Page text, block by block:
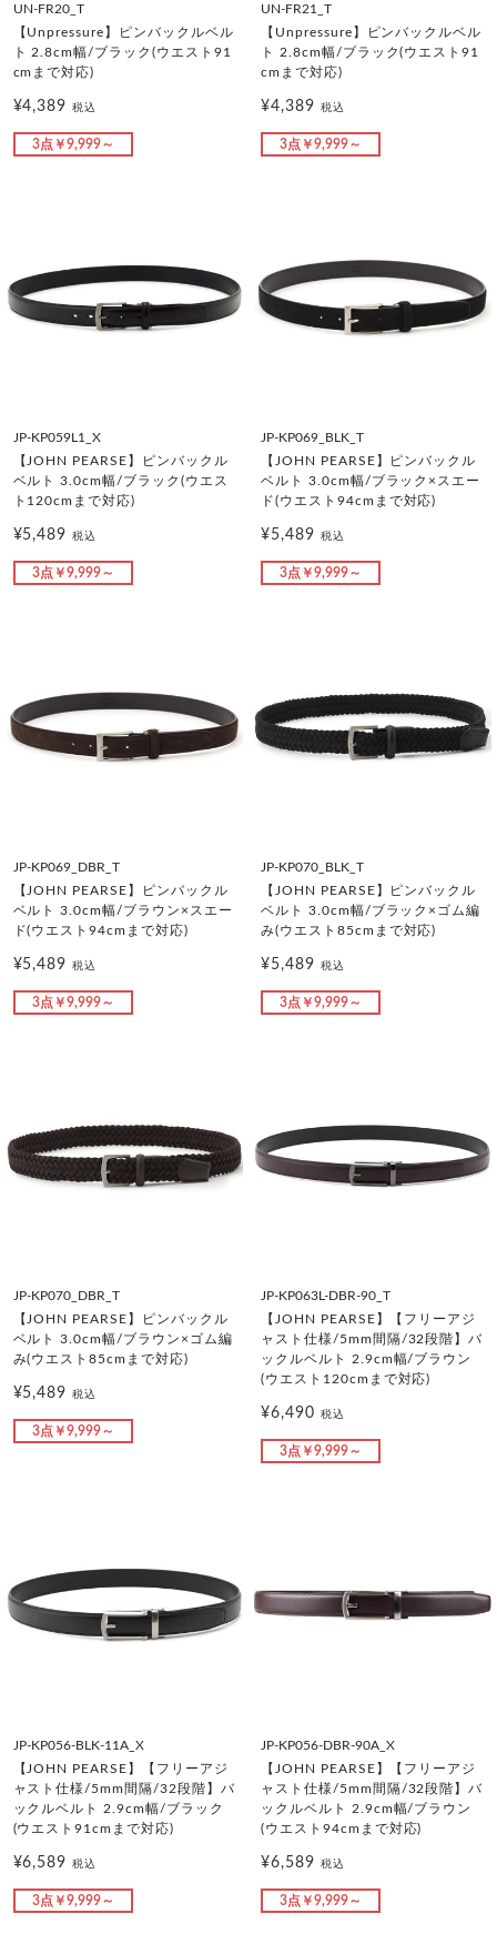
UN-FR20_T
【Unpressure】ピンバックルベル
ト 2.8cm幅/ブラック(ウエスト91
cmまで対応)
¥4,389税込
3点￥9,999～
UN-FR21_T
【Unpressure】ピンバックルベル
ト 2.8cm幅/ブラック(ウエスト91
cmまで対応)
¥4,389 税込
3点￥9,999～
JP-KP059L1_X
【JOHN PEARSE】ピンバックル
ベルト 3.0cm幅/ブラック(ウエス
ト120cmまで対応)
¥5,489税込
3点￥9,999～
JP-KP069_BLK_T
【JOHN PEARSE】ピンバックル
ベルト 3.0cm幅/ブラック×スエー
ド(ウエスト94cmまで対応)
¥5,489 税込
3点￥9,999～
JP-KP069_DBR_T
【JOHN PEARSE】ピンバックル
ベルト 3.0cm幅/ブラウン×スエー
ド(ウエスト94cmまで対応)
¥5,489税込
3点￥9,999～
JP-KP070_BLK_T
【JOHN PEARSE】ピンバックル
ベルト 3.0cm幅/ブラック×ゴム編
み(ウエスト85cmまで対応)
¥5,489 税込
3点￥9,999～
JP-KP070_DBR_T
【JOHN PEARSE】ピンバックル
ベルト 3.0cm幅/ブラウン×ゴム編
み(ウエスト85cmまで対応)
¥5,489税込
3点￥9,999～
JP-KP063L-DBR-90_T
【JOHN PEARSE】【フリーアジ
ャスト仕様/5mm間隔/32段階】バ
ックルベルト 2.9cm幅/ブラウン
(ウエスト120cmまで対応)
¥6,490 税込
3点￥9,999～
JP-KP056-BLK-11A_X
【JOHN PEARSE】【フリーアジ
ャスト仕様/5mm間隔/32段階】バ
ックルベルト 2.9cm幅/ブラック
(ウエスト91cmまで対応)
¥6,589税込
3点￥9,999～
JP-KP056-DBR-90A_X
【JOHN PEARSE】【フリーアジ
ャスト仕様/5mm間隔/32段階】バ
ックルベルト 2.9cm幅/ブラウン
(ウエスト94cmまで対応)
¥6,589 税込
3点￥9,999～